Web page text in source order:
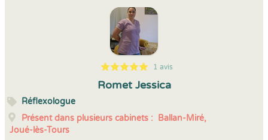
5
1
5
1 1 avis
Romet Jessica
Réflexologue
Présent dans plusieurs cabinets : Ballan-Miré,
Joué-lès-Tours